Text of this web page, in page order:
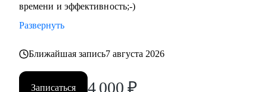
времени и эффективность;-)
Развернуть
Ближайшая запись7 августа 2026
Записаться 4 000 ₽